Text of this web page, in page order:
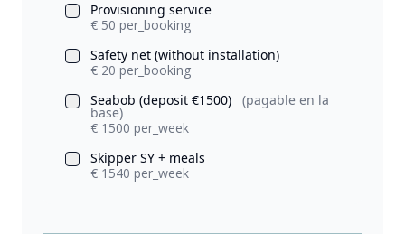
Provisioning service
€ 50 per_booking
Safety net (without installation)
€ 20 per_booking
Seabob (deposit €1500)
(pagable en la
base)
€ 1500 per_week
Skipper SY + meals
€ 1540 per_week